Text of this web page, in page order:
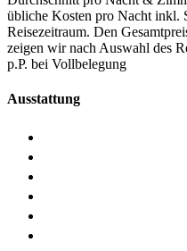
übliche Kosten pro Nacht inkl.
Reisezeitraum. Den
zeigen wir nach Auswahl des
p.P. bei Vollbelegung
Ausstattung